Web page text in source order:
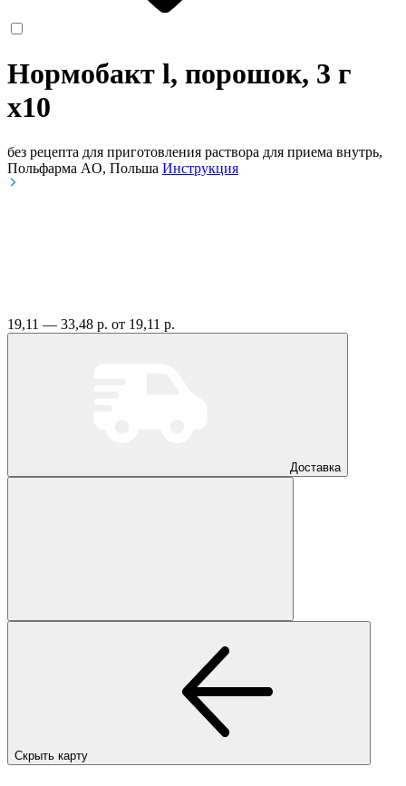
Нормобакт l, порошок, 3 г
x10
без рецепта для приготовления раствора для приема внутрь,
Польфарма AO, Польша Инструкция
19,11 — 33,48 р. от 19,11 р.
Доставка
Скрыть карту